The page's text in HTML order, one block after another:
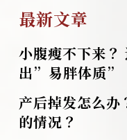
最新文章
小腹瘦不下来？
出”易胖体质”
产后掉发怎么办
的情况？